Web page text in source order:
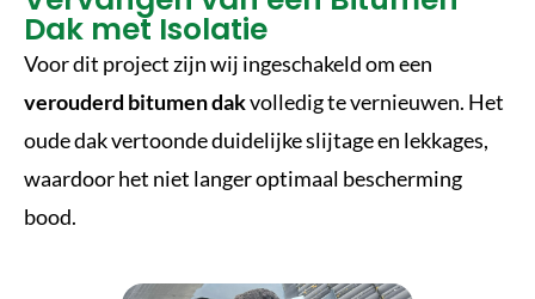
Dak met Isolatie
Voor dit project zijn wij ingeschakeld om een
verouderd bitumen dakvolledig te vernieuwen. Het
oude dak vertoonde duidelijke slijtage en lekkages,
waardoor het niet langer optimaal bescherming
bood.